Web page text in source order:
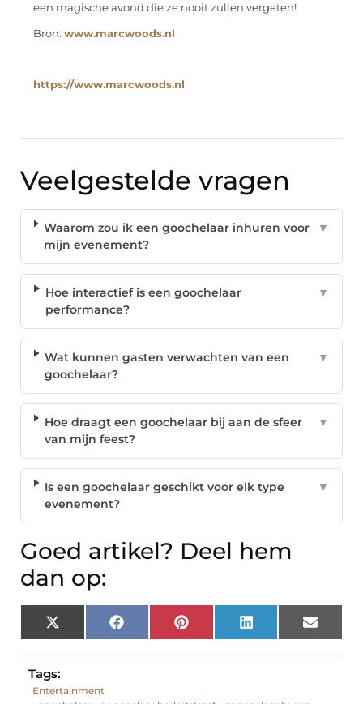
een magische avond die ze nooit zullen vergeten!
Bron: www.marcwoods.nl
https://www.marcwoods.nl
Veelgestelde vragen
Waarom zou ik een goochelaar inhuren voor
mijn evenement?
▼
Hoe interactief is een goochelaar
performance?
▼
Wat kunnen gasten verwachten van een
goochelaar?
▼
Hoe draagt een goochelaar bij aan de sfeer
van mijn feest?
▼
Is een goochelaar geschikt voor elk type
evenement?
▼
Goed artikel? Deel hem
dan op:
X
(Twitter)
Facebook Pinterest LinkedIn Email
Tags:
Entertainment